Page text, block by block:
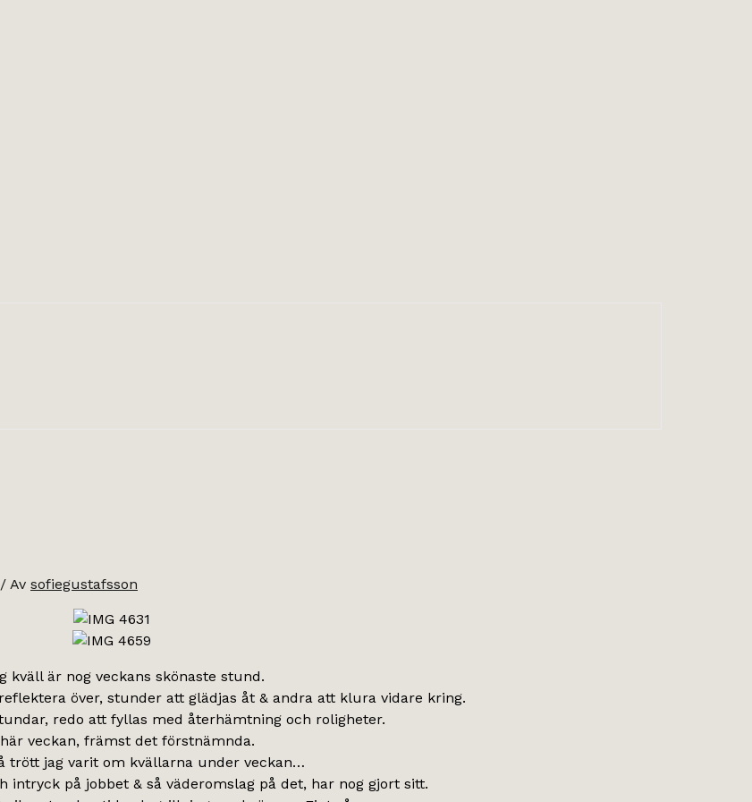
/ Av sofiegustafsson
kväll är nog veckans skönaste stund.
över, stunder att glädjas åt & andra att klura vidare kring.
redo att fyllas med återhämtning och roligheter.
veckan, främst det förstnämnda.
trött jag varit om kvällarna under veckan…
intryck på jobbet & så väderomslag på det, har nog gjort sitt.